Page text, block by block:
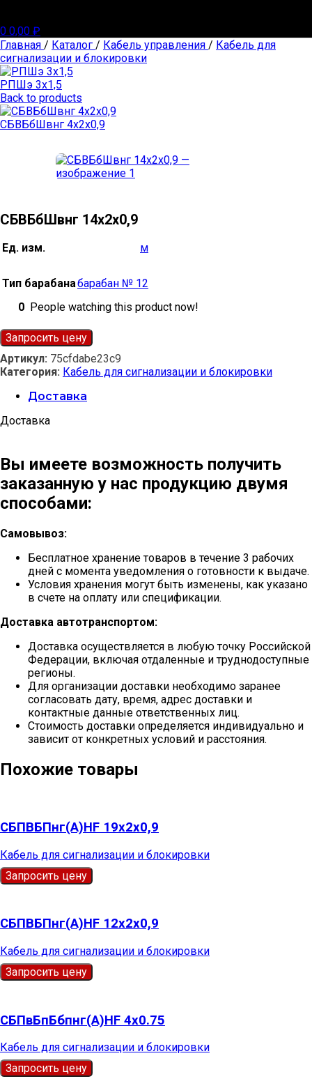
0 0,00 ₽
Главная / Каталог / Кабель управления / Кабель для
сигнализации и блокировки
РПШэ 3х1,5
Back to products
СБВБбШвнг 4х2х0,9
СБВБбШвнг 14х2х0,9
Ед. изм. м
Тип барабанабарабан № 12
0 People watching this product now!
Запросить цену
Артикул: 75cfdabe23c9
Категория: Кабель для сигнализации и блокировки
Доставка
Доставка
Вы имеете возможность получить
заказанную у нас продукцию двумя
способами:
Самовывоз:
Бесплатное хранение товаров в течение 3 рабочих
дней с момента уведомления о готовности к выдаче.
Условия хранения могут быть изменены, как указано
в счете на оплату или спецификации.
Доставка автотранспортом:
Доставка осуществляется в любую точку Российской
Федерации, включая отдаленные и труднодоступные
регионы.
Для организации доставки необходимо заранее
согласовать дату, время, адрес доставки и
контактные данные ответственных лиц.
Стоимость доставки определяется индивидуально и
зависит от конкретных условий и расстояния.
Похожие товары
СБПВБПнг(А)HF 19х2х0,9
Кабель для сигнализации и блокировки
Запросить цену
СБПВБПнг(А)HF 12х2х0,9
Кабель для сигнализации и блокировки
Запросить цену
СБПвБпБбпнг(А)HF 4х0.75
Кабель для сигнализации и блокировки
Запросить цену